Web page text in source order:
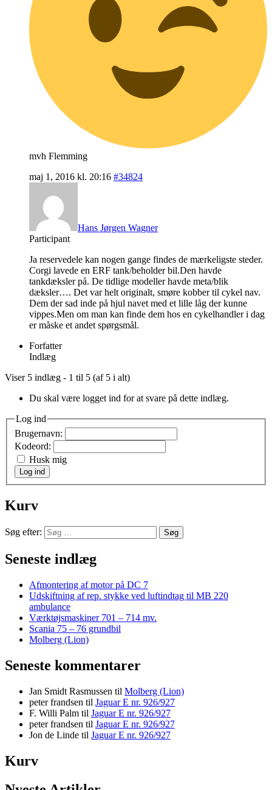
mvh Flemming
maj 1, 2016 kl. 20:16 #34824
Hans Jørgen Wagner
Participant
Ja reservedele kan nogen gange findes de mærkeligste steder.
Corgi lavede en ERF tank/beholder bil.Den havde
tankdæksler på. De tidlige modeller havde meta/blik
dæksler…. Det var helt originalt, smøre kobber til cykel nav.
Dem der sad inde på hjul navet med et lille låg der kunne
vippes.Men om man kan finde dem hos en cykelhandler i dag
er måske et andet spørgsmål.
Forfatter
Indlæg
Viser 5 indlæg - 1 til 5 (af 5 i alt)
Du skal være logget ind for at svare på dette indlæg.
Log ind
Brugernavn:
Kodeord:
Husk mig
Log ind
Kurv
Søg efter:
Seneste indlæg
Afmontering af motor på DC 7
Udskiftning af rep. stykke ved luftindtag til MB 220
ambulance
Værktøjsmaskiner 701 – 714 mv.
Scania 75 – 76 grundbil
Molberg (Lion)
Seneste kommentarer
Jan Smidt Rasmussen til Molberg (Lion)
peter frandsen til Jaguar E nr. 926/927
F. Willi Palm til Jaguar E nr. 926/927
peter frandsen til Jaguar E nr. 926/927
Jon de Linde til Jaguar E nr. 926/927
Kurv